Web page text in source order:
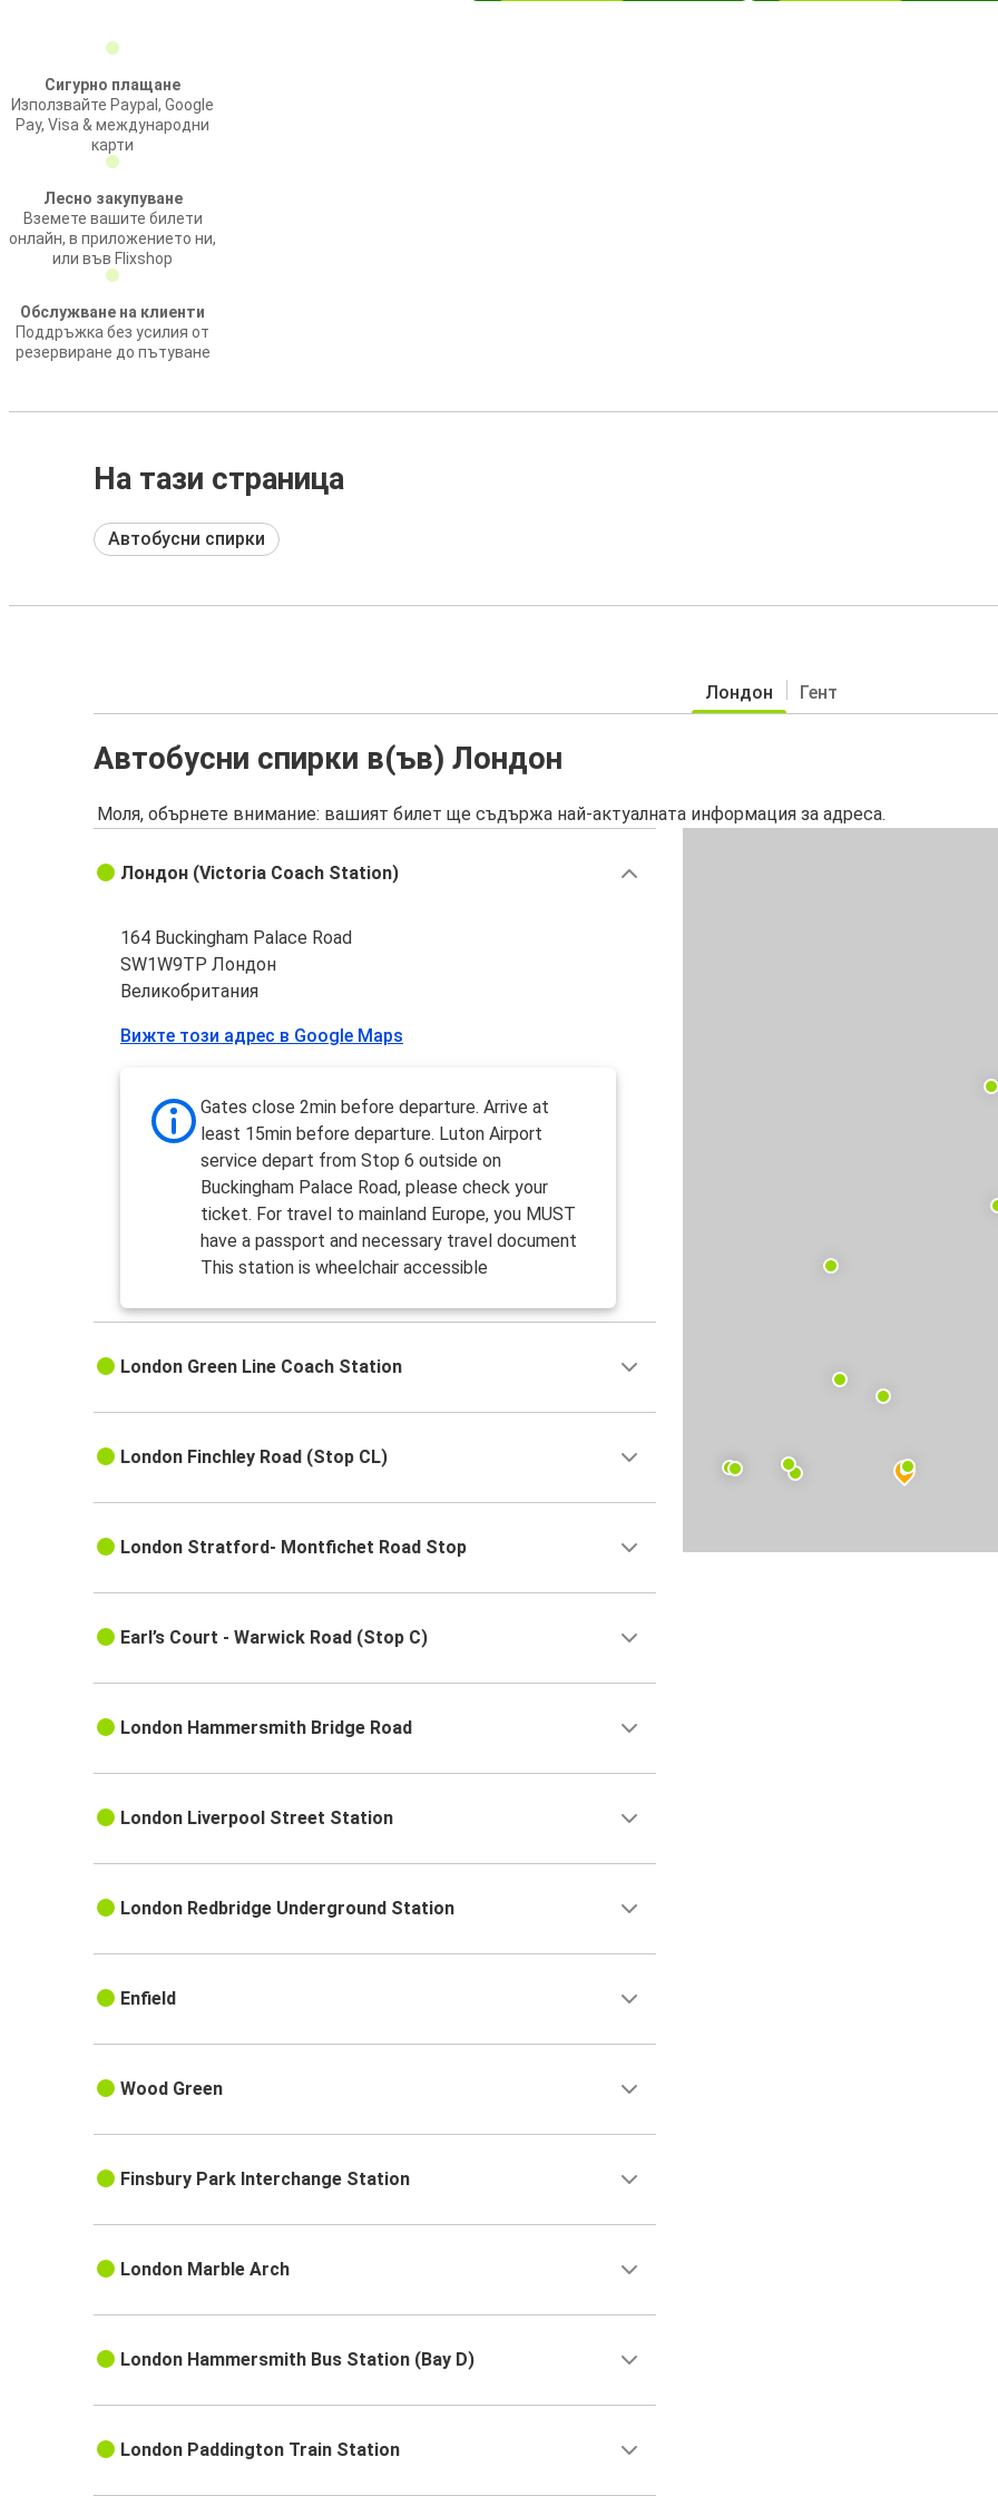
Сигурно плащане
Използвайте Paypal, Google
Pay, Visa & международни
карти
Лесно закупуване
Вземете вашите билети
онлайн, в приложението ни,
или във Flixshop
Обслужване на клиенти
Поддръжка без усилия от
резервиране до пътуване
На тази страница
Автобусни спирки
Лондон Гент
Автобусни спирки в(ъв) Лондон
Моля, обърнете внимание: вашият билет ще съдържа най-актуалната информация за адреса.
Лондон (Victoria Coach Station)
164 Buckingham Palace Road
SW1W9TP Лондон
Великобритания
Вижте този адрес в Google Maps
Gates close 2min before departure. Arrive at
least 15min before departure. Luton Airport
service depart from Stop 6 outside on
Buckingham Palace Road, please check your
ticket. For travel to mainland Europe, you MUST
have a passport and necessary travel document
This station is wheelchair accessible
London Green Line Coach Station
London Finchley Road (Stop CL)
London Stratford- Montfichet Road Stop
Earl’s Court - Warwick Road (Stop C)
London Hammersmith Bridge Road
London Liverpool Street Station
London Redbridge Underground Station
Enfield
Wood Green
Finsbury Park Interchange Station
London Marble Arch
London Hammersmith Bus Station (Bay D)
London Paddington Train Station